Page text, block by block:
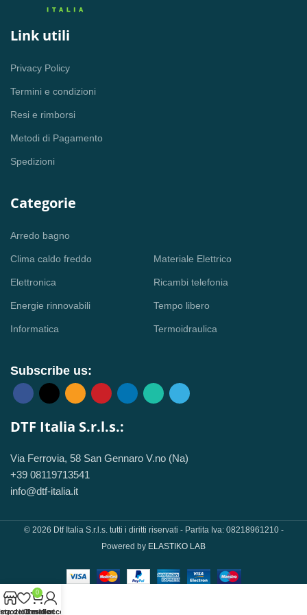
Link utili
Privacy Policy
Termini e condizioni
Resi e rimborsi
Metodi di Pagamento
Spedizioni
Categorie
Arredo bagno
Clima caldo freddo
Elettronica
Energie rinnovabili
Informatica
Materiale Elettrico
Ricambi telefonia
Tempo libero
Termoidraulica
Subscribe us:
DTF Italia S.r.l.s.:
Via Ferrovia, 58 San Gennaro V.no (Na)
+39 08119713541
info@dtf-italia.it
© 2026 Dtf Italia S.r.l.s. tutti i diritti riservati - Partita Iva: 08218961210 -
Powered by ELASTIKO LAB
dei desideri
0
Carrello
Il mio account